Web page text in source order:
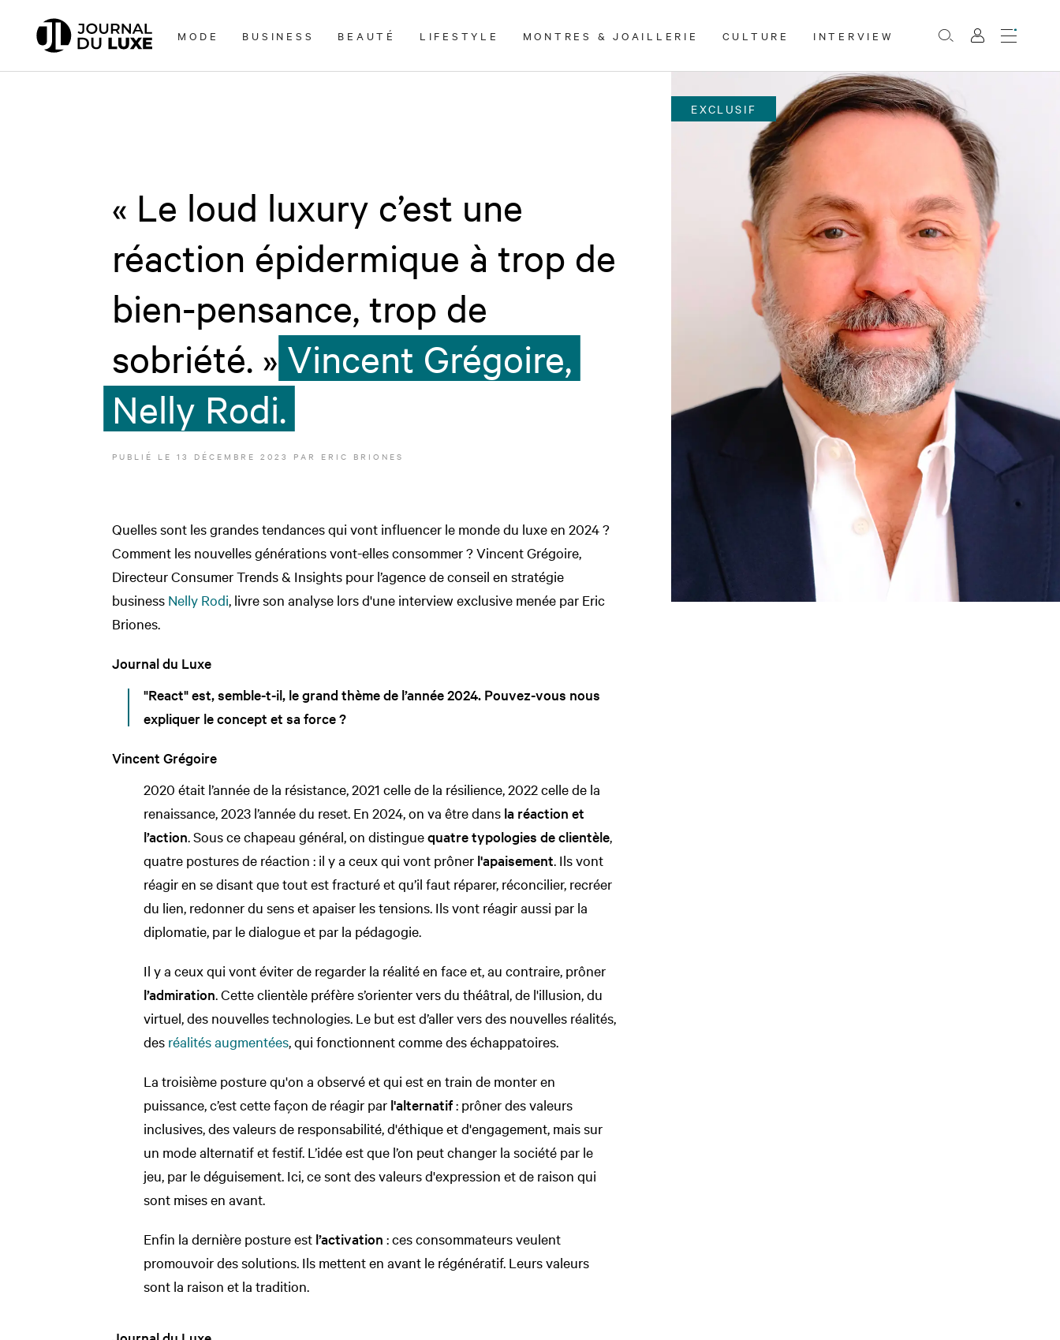
directement
MODE BUSINESS BEAUTÉ LIFESTYLE MONTRES & JOAILLERIE CULTURE INTERVIEW Rechercher
Mon
compte
Menu
« Le loud luxury c’est une
réaction épidermique à trop de
bien-pensance, trop de
sobriété. » Vincent Grégoire,
Nelly Rodi.
PUBLIÉ LE 13 DÉCEMBRE 2023 PAR ERIC BRIONES
Quelles sont les grandes tendances qui vont influencer le monde du luxe en 2024 ?
Comment les nouvelles générations vont-elles consommer ? Vincent Grégoire,
Directeur Consumer Trends & Insights pour l’agence de conseil en stratégie
business Nelly Rodi , livre son analyse lors d'une interview exclusive menée par Eric
Briones.
Journal du Luxe
"React" est, semble-t-il, le grand thème de l’année 2024. Pouvez-vous nous
expliquer le concept et sa force ?
Vincent Grégoire
2020 était l’année de la résistance, 2021 celle de la résilience, 2022 celle de la
renaissance, 2023 l’année du reset. En 2024, on va être dans la réaction et
l’action . Sous ce chapeau général, on distinguequatre typologies de clientèle
quatre postures de réaction : il y a ceux qui vont prôner l'apaisement . Ils vont
réagir en se disant que tout est fracturé et qu’il faut réparer, réconcilier, recréer
du lien, redonner du sens et apaiser les tensions. Ils vont réagir aussi par la
diplomatie, par le dialogue et par la pédagogie.
l’admiration . Cette clientèle préfère s’orienter vers du théâtral, de l'illusion, du
virtuel, des nouvelles technologies. Le but est d’aller vers des nouvelles réalités,
des réalités augmentées , qui fonctionnent comme des échappatoires.
La troisième posture qu'on a observé et qui est en train de monter en
puissance, c’est cette façon de réagir par l'alternatif: prôner des valeurs
inclusives, des valeurs de responsabilité, d'éthique et d'engagement, mais sur
un mode alternatif et festif. L’idée est que l’on peut changer la société par le
jeu, par le déguisement. Ici, ce sont des valeurs d'expression et de raison qui
sont mises en avant.
Enfin la dernière posture est l’activation : ces consommateurs veulent
promouvoir des solutions. Ils mettent en avant le régénératif. Leurs valeurs
sont la raison et la tradition.
EXCLUSIF